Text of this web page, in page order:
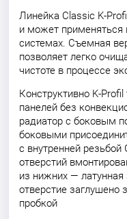
Линейка Classic K-
и может применяться
системах. Съемная
позволяет легко
чистоте в процессе
Конструктивно K-
панелей без
радиатор с боковым
боковыми
с внутренней резьбой
отверстий
из нижних —
отверстие заглушено
пробкой